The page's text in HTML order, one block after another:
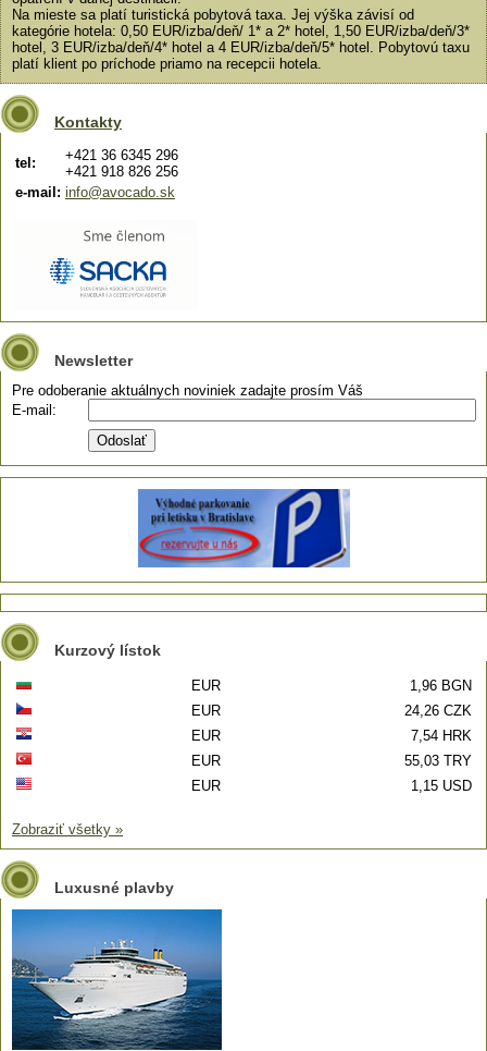
Na mieste sa platí turistická pobytová taxa. Jej výška závisí od
kategórie hotela: 0,50 EUR/izba/deň/ 1* a 2* hotel, 1,50 EUR/izba/deň/3*
hotel, 3 EUR/izba/deň/4* hotel a 4 EUR/izba/deň/5* hotel. Pobytovú taxu
platí klient po príchode priamo na recepcii hotela.
Kontakty
tel:
+421 36 6345 296
+421 918 826 256
e-mail: info@avocado.sk
Newsletter
Pre odoberanie aktuálnych noviniek zadajte prosím Váš
E-mail:
Kurzový lístok
EUR
1,96 BGN
EUR
24,26 CZK
EUR
7,54 HRK
EUR
55,03 TRY
EUR
1,15 USD
Zobraziť všetky »
Luxusné plavby